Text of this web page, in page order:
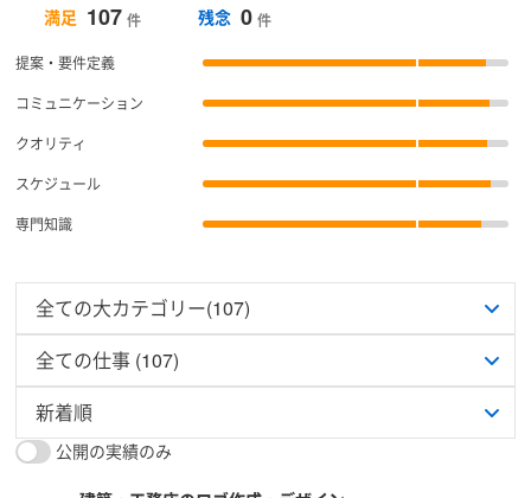
満足 107 件 残念 0 件
提案・要件定義
コミュニケーション
クオリティ
スケジュール
専門知識
公開の実績のみ